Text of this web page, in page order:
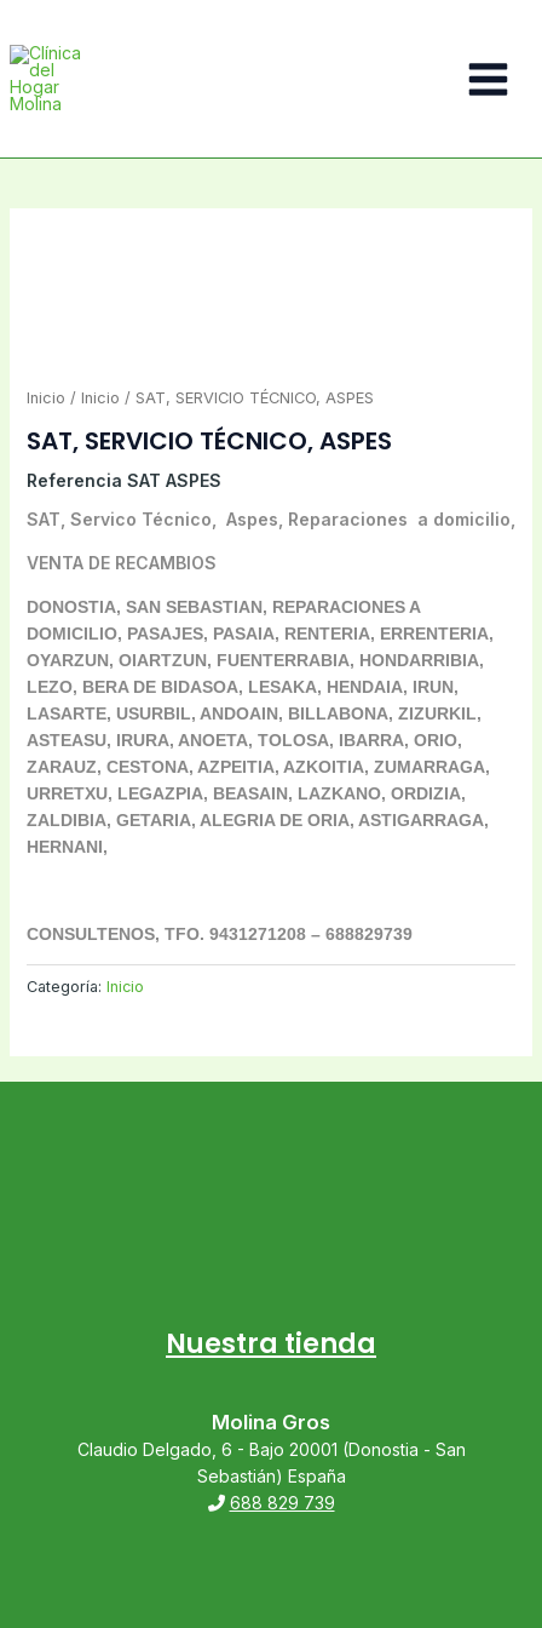
contenido
Main
Inicio / Inicio / SAT, SERVICIO TÉCNICO, ASPES
SAT, SERVICIO TÉCNICO, ASPES
Referencia SAT ASPES
SAT, Servico Técnico, Aspes, Reparaciones a domicilio,
VENTA DE RECAMBIOS
DONOSTIA, SAN SEBASTIAN, REPARACIONES A
DOMICILIO, PASAJES, PASAIA, RENTERIA, ERRENTERIA,
OYARZUN, OIARTZUN, FUENTERRABIA, HONDARRIBIA,
LEZO, BERA DE BIDASOA, LESAKA, HENDAIA, IRUN,
LASARTE, USURBIL, ANDOAIN, BILLABONA, ZIZURKIL,
ASTEASU, IRURA, ANOETA, TOLOSA, IBARRA, ORIO,
ZARAUZ, CESTONA, AZPEITIA, AZKOITIA, ZUMARRAGA,
URRETXU, LEGAZPIA, BEASAIN, LAZKANO, ORDIZIA,
ZALDIBIA, GETARIA, ALEGRIA DE ORIA, ASTIGARRAGA,
HERNANI,
CONSULTENOS, TFO. 9431271208 – 688829739
Categoría: Inicio
Nuestra tienda
Molina Gros
Claudio Delgado, 6 - Bajo 20001 (Donostia - San
Sebastián) España
688 829 739